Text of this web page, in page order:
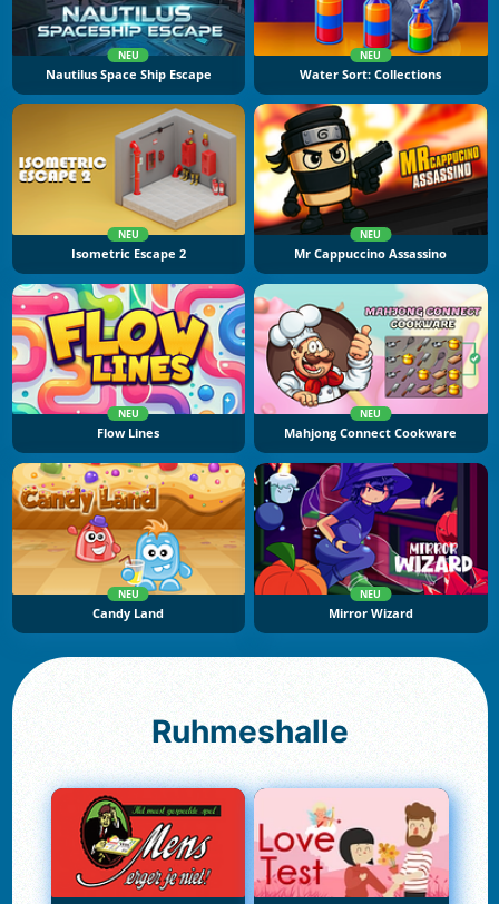
NEU
Nautilus Space Ship Escape
NEU
Water Sort: Collections
NEU
Isometric Escape 2
NEU
Mr Cappuccino Assassino
NEU
Flow Lines
NEU
Mahjong Connect Cookware
NEU
Candy Land
NEU
Mirror Wizard
Ruhmeshalle